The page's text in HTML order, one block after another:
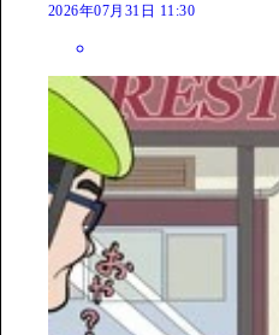
2026年07月31日 11:30